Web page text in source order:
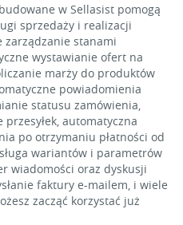
w Sellasist pomogą
sprzedaży i realizacji
zarządzanie stanami
wystawianie ofert na
marży do produktów
powiadomienia
statusu zamówienia,
automatyczna
po otrzymaniu płatności od
wariantów i parametrów
wiadomości oraz dyskusji
faktury e-mailem, i wiele
zacząć korzystać już